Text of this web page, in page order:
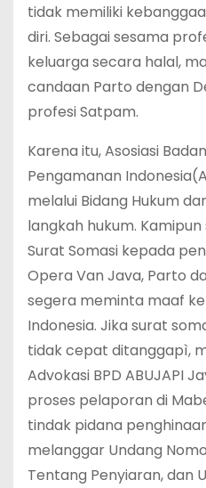
tidak memiliki
diri. Sebagai sesama
keluarga secara halal,
candaan Parto dengan
profesi Satpam.
Karena itu, Asosiasi
Pengamanan
melalui Bidang Hukum
langkah hukum.
Surat Somasi kepada
Opera Van Java, Parto
segera meminta maaf
Indonesia. Jika surat
tidak cepat ditanggapì,
Advokasi BPD ABUJAPI
proses pelaporan di
tindak pidana
melanggar Undang
Tentang Penyiaran, dan